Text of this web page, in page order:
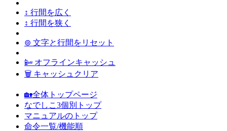
↕ 行間を広く
↕ 行間を狭く
⊚ 文字と行間をリセット
📴 オフラインキャッシュ
🗑 キャッシュクリア
🏡全体トップページ
なでしこ3個別トップ
マニュアルのトップ
命令一覧/機能順